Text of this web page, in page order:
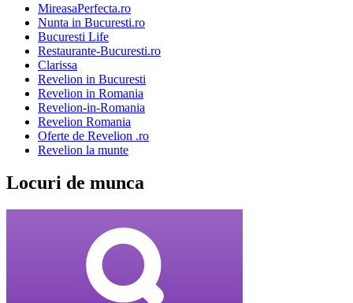
MireasaPerfecta.ro
Nunta in Bucuresti.ro
Bucuresti Life
Restaurante-Bucuresti.ro
Clarissa
Revelion in Bucuresti
Revelion in Romania
Revelion-in-Romania
Revelion Romania
Oferte de Revelion .ro
Revelion la munte
Locuri de munca